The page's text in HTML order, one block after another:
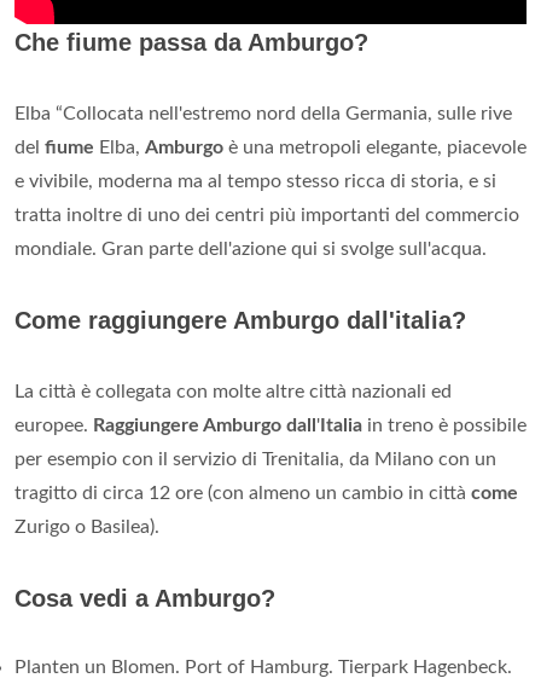
Che fiume passa da Amburgo?
Elba “Collocata nell'estremo nord della Germania, sulle rive
del fiume Elba, Amburgo è una metropoli elegante, piacevole
e vivibile, moderna ma al tempo stesso ricca di storia, e si
tratta inoltre di uno dei centri più importanti del commercio
mondiale. Gran parte dell'azione qui si svolge sull'acqua.
Come raggiungere Amburgo dall'italia?
La città è collegata con molte altre città nazionali ed
europee. Raggiungere Amburgo dall ' Italia in treno è possibile
per esempio con il servizio di Trenitalia, da Milano con un
tragitto di circa 12 ore (con almeno un cambio in città come
Zurigo o Basilea).
Cosa vedi a Amburgo?
Planten un Blomen. Port of Hamburg. Tierpark Hagenbeck.